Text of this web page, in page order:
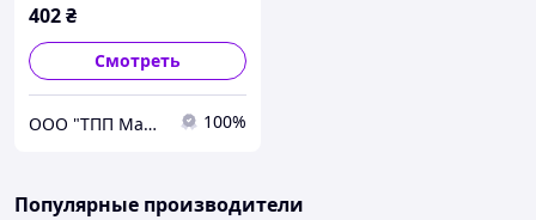
402₴
Смотреть
ООО "ТПП Машпром" 100%
Популярные производители